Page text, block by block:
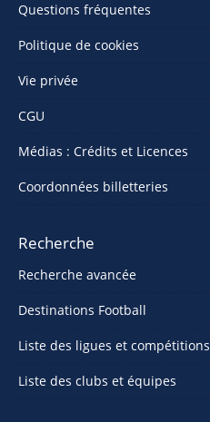
Questions fréquentes
Politique de cookies
Vie privée
CGU
Médias : Crédits et Licences
Coordonnées billetteries
Recherche
Recherche avancée
Destinations Football
Liste des ligues et compétitions
Liste des clubs et équipes